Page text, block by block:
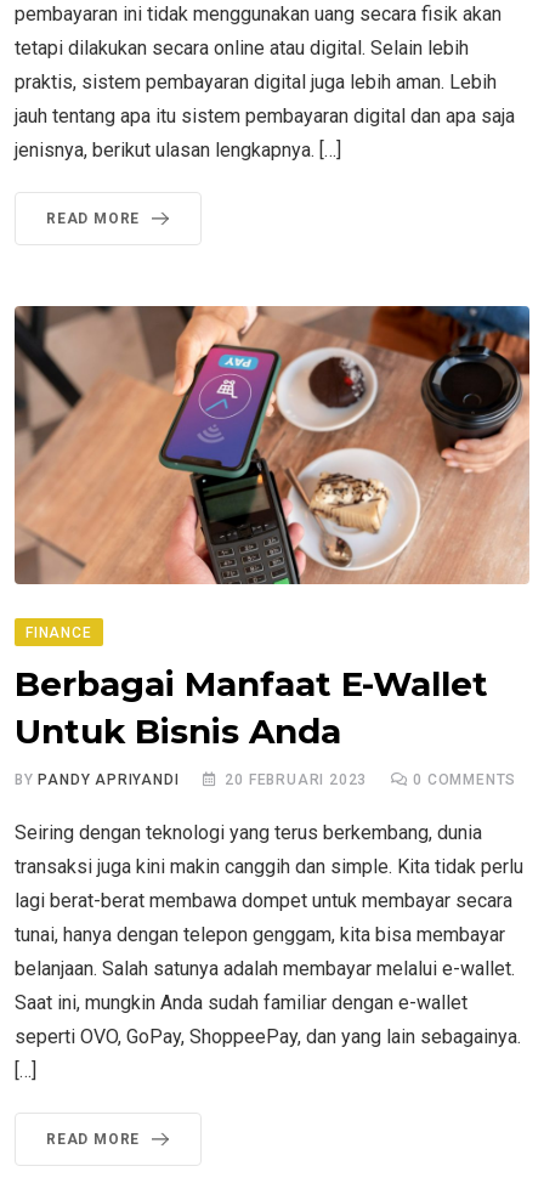
pembayaran ini tidak menggunakan uang secara fisik akan
tetapi dilakukan secara online atau digital. Selain lebih
praktis, sistem pembayaran digital juga lebih aman. Lebih
jauh tentang apa itu sistem pembayaran digital dan apa saja
jenisnya, berikut ulasan lengkapnya. […]
READ MORE
FINANCE
Berbagai Manfaat E-Wallet
Untuk Bisnis Anda
BY PANDY APRIYANDI 20 FEBRUARI 2023 0 COMMENTS
Seiring dengan teknologi yang terus berkembang, dunia
transaksi juga kini makin canggih dan simple. Kita tidak perlu
lagi berat-berat membawa dompet untuk membayar secara
tunai, hanya dengan telepon genggam, kita bisa membayar
belanjaan. Salah satunya adalah membayar melalui e-wallet.
Saat ini, mungkin Anda sudah familiar dengan e-wallet
seperti OVO, GoPay, ShoppeePay, dan yang lain sebagainya.
[…]
READ MORE